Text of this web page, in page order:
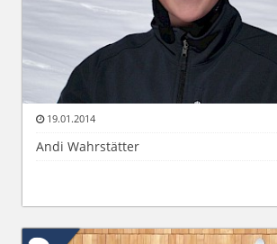
19.01.2014
Andi Wahrstätter